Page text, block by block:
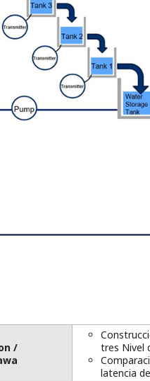
/
tres Nivel
latencia